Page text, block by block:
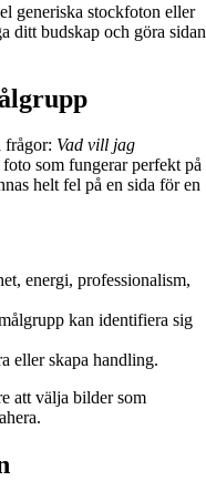
generiska stockfoton eller
ditt budskap och göra sidan
frågor: Vad vill jag
som fungerar perfekt på
helt fel på en sida för en
energi, professionalism,
kan identifiera sig
eller skapa handling.
att välja bilder som